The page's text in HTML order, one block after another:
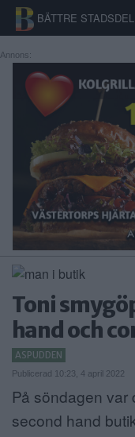
BÄTTRE STADSDEL
START
STADSDEL
PRENUMERATION
SPORT
ÅSIKTER
KALENDER
KONTAKT
ANNONSERA
NÄRINGSLIV
Annons:
Toni
hand och
ASPUDDEN
Publicerad 10:23, 4 april 2022
På söndagen var
second hand